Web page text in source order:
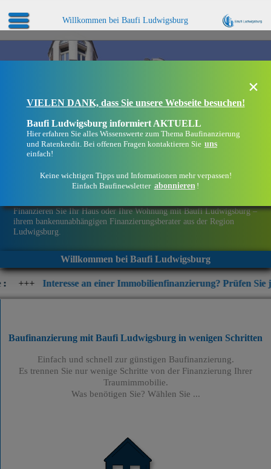
Willkommen bei Baufi Ludwigsburg
Finanzieren Sie Ihr Haus oder Ihre Wohnung mit Baufi Ludwigsburg –
ihrem bankenunabhängigen Finanzierungsberater aus der Region
Ludwigsburg.
Willkommen bei Baufi Ludwigsburg
an einer Immobilienfinanzierung? Prüfen Sie jetzt die
×
VIELEN DANK, dass Sie unsere Webseite besuchen!
Baufi Ludwigsburg informiert AKTUELL
Hier erfahren Sie alles Wissenswerte zum Thema Baufinanzierung
und Ratenkredit. Bei offenen Fragen kontaktieren Sie uns
einfach!
Keine wichtigen Tipps und Informationen mehr verpassen!
Einfach Baufinewsletter abonnieren !
Baufinanzierung mit Baufi Ludwigsburg in wenigen Schritten
Einfach und schnell zur günstigen Baufinanzierung.
Es trennen Sie nur wenige Schritte von der Finanzierung Ihrer
Traumimmobilie.
Was benötigen Sie? Wählen Sie ...